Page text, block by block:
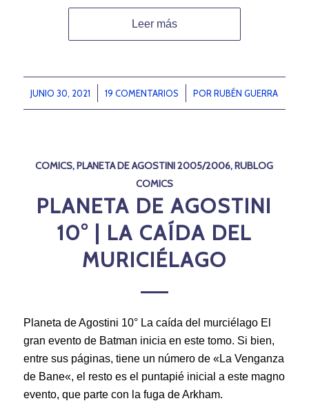
Leer más
JUNIO 30, 2021
/ 19 COMENTARIOS
/ PORRUBÉN GUERRA
COMICS, PLANETA DE AGOSTINI 2005/2006, RUBLOG
COMICS
PLANETA DE AGOSTINI
10° | LA CAÍDA DEL
MURICIÉLAGO
Planeta de Agostini 10° La caída del murciélago El
gran evento de Batman inicia en este tomo. Si bien,
entre sus páginas, tiene un número de «La Venganza
de Bane«, el resto es el puntapié inicial a este magno
evento, que parte con la fuga de Arkham.